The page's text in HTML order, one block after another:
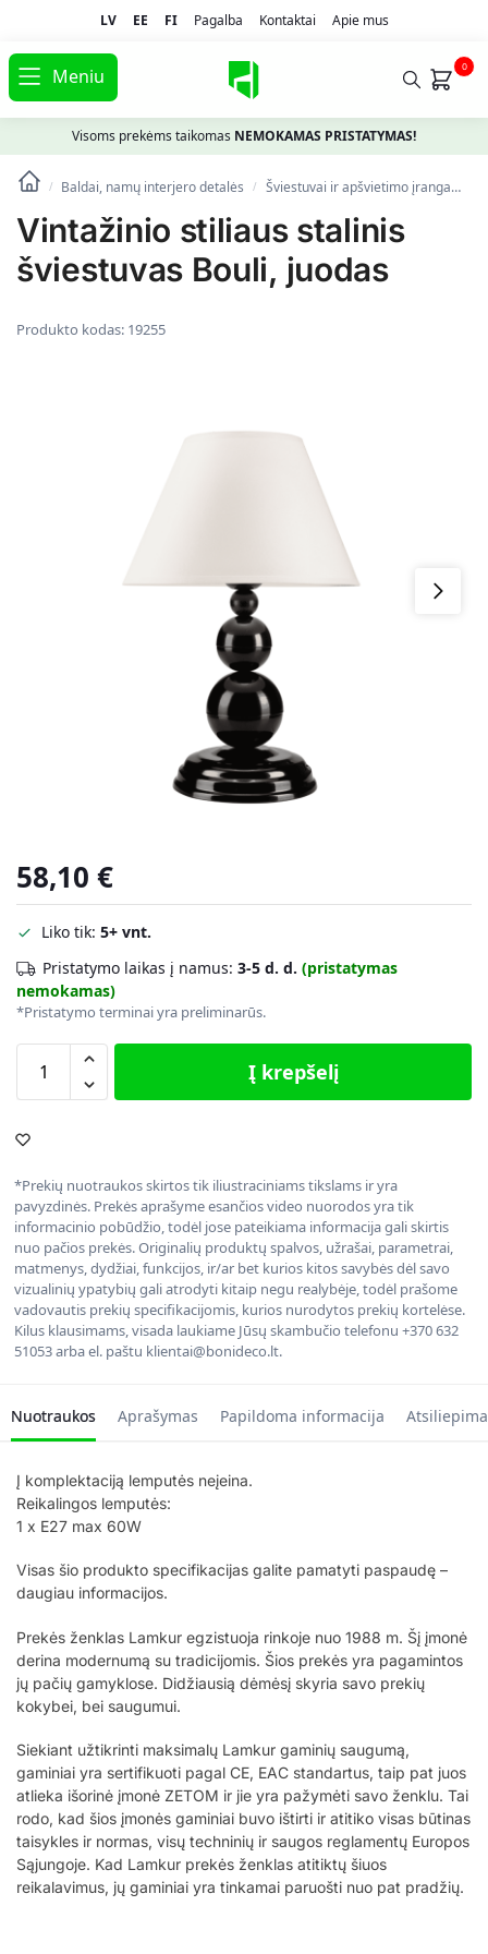
LV EE FI Pagalba Kontaktai Apie mus
Meniu 0
Visoms prekėms taikomas NEMOKAMAS PRISTATYMAS!
/ Baldai, namų interjero detalės / Šviestuvai ir apšvietimo įranga
Vintažinio stiliaus stalinis
šviestuvas Bouli, juodas
Produkto kodas: 19255
58,10 €
Liko tik: 5+ vnt.
Pristatymo laikas į namus: 3-5 d. d. (pristatymas
nemokamas)
*Pristatymo terminai yra preliminarūs.
Į krepšelį
*Prekių nuotraukos skirtos tik iliustraciniams tikslams ir yra
pavyzdinės. Prekės aprašyme esančios video nuorodos yra tik
informacinio pobūdžio, todėl jose pateikiama informacija gali skirtis
nuo pačios prekės. Originalių produktų spalvos, užrašai, parametrai,
matmenys, dydžiai, funkcijos, ir/ar bet kurios kitos savybės dėl savo
vizualinių ypatybių gali atrodyti kitaip negu realybėje, todėl prašome
vadovautis prekių specifikacijomis, kurios nurodytos prekių kortelėse.
Kilus klausimams, visada laukiame Jūsų skambučio telefonu +370 632
51053 arba el. paštu klientai@bonideco.lt.
Nuotraukos Aprašymas Papildoma informacija
Į komplektaciją lemputės neįeina.
Reikalingos lemputės:
1 x E27 max 60W
Visas šio produkto specifikacijas galite pamatyti paspaudę –
daugiau informacijos.
Prekės ženklas Lamkur egzistuoja rinkoje nuo 1988 m. Šį įmonė
derina modernumą su tradicijomis. Šios prekės yra pagamintos
jų pačių gamyklose. Didžiausią dėmėsį skyria savo prekių
kokybei, bei saugumui.
Siekiant užtikrinti maksimalų Lamkur gaminių saugumą,
gaminiai yra sertifikuoti pagal CE, EAC standartus, taip pat juos
atlieka išorinė įmonė ZETOM ir jie yra pažymėti savo ženklu. Tai
rodo, kad šios įmonės gaminiai buvo ištirti ir atitiko visas būtinas
taisykles ir normas, visų techninių ir saugos reglamentų Europos
Sąjungoje. Kad Lamkur prekės ženklas atitiktų šiuos
reikalavimus, jų gaminiai yra tinkamai paruošti nuo pat pradžių.